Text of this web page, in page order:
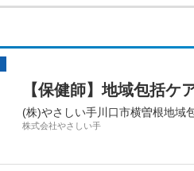
【保健師】地域包括ケ
(株)やさしい手川口市横曽根地域
株式会社やさしい手